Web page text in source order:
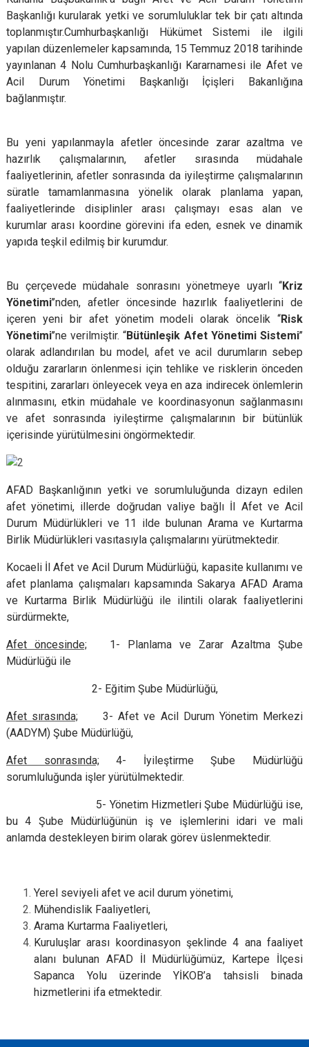
Başkanlığı kurularak yetki ve sorumluluklar tek bir çatı altında
toplanmıştır.Cumhurbaşkanlığı Hükümet Sistemi ile ilgili
yapılan düzenlemeler kapsamında, 15 Temmuz 2018 tarihinde
yayınlanan 4 Nolu Cumhurbaşkanlığı Kararnamesi ile Afet ve
Acil Durum Yönetimi Başkanlığı İçişleri Bakanlığına
bağlanmıştır.
Bu yeni yapılanmayla afetler öncesinde zarar azaltma ve
hazırlık çalışmalarının, afetler sırasında müdahale
faaliyetlerinin, afetler sonrasında da iyileştirme çalışmalarının
süratle tamamlanmasına yönelik olarak planlama yapan,
faaliyetlerinde disiplinler arası çalışmayı esas alan ve
kurumlar arası koordine görevini ifa eden, esnek ve dinamik
yapıda teşkil edilmiş bir kurumdur.
Bu çerçevede müdahale sonrasını yönetmeye uyarlı ‘‘Kriz
Yönetimi’’nden, afetler öncesinde hazırlık faaliyetlerini de
içeren yeni bir afet yönetim modeli olarak öncelik ‘‘Risk
Yönetimi’’ne verilmiştir. “Bütünleşik Afet Yönetimi Sistemi’’
olarak adlandırılan bu model, afet ve acil durumların sebep
olduğu zararların önlenmesi için tehlike ve risklerin önceden
tespitini, zararları önleyecek veya en aza indirecek önlemlerin
alınmasını, etkin müdahale ve koordinasyonun sağlanmasını
ve afet sonrasında iyileştirme çalışmalarının bir bütünlük
içerisinde yürütülmesini öngörmektedir.
AFAD Başkanlığının yetki ve sorumluluğunda dizayn edilen
afet yönetimi, illerde doğrudan valiye bağlı İl Afet ve Acil
Durum Müdürlükleri ve 11 ilde bulunan Arama ve Kurtarma
Birlik Müdürlükleri vasıtasıyla çalışmalarını yürütmektedir.
Kocaeli İl Afet ve Acil Durum Müdürlüğü, kapasite kullanımı ve
afet planlama çalışmaları kapsamında Sakarya AFAD Arama
ve Kurtarma Birlik Müdürlüğü ile ilintili olarak faaliyetlerini
sürdürmekte,
Afet öncesinde; 1- Planlama ve Zarar Azaltma Şube
Müdürlüğü ile
2- Eğitim Şube Müdürlüğü,
Afet sırasında; 3- Afet ve Acil Durum Yönetim Merkezi
(AADYM) Şube Müdürlüğü,
Afet sonrasında;4- İyileştirme Şube Müdürlüğü
sorumluluğunda işler yürütülmektedir.
5- Yönetim Hizmetleri Şube Müdürlüğü ise,
bu 4 Şube Müdürlüğünün iş ve işlemlerini idari ve mali
anlamda destekleyen birim olarak görev üslenmektedir.
Yerel seviyeli afet ve acil durum yönetimi,
Mühendislik Faaliyetleri,
Arama Kurtarma Faaliyetleri,
Kuruluşlar arası koordinasyon şeklinde 4 ana faaliyet
alanı bulunan AFAD İl Müdürlüğümüz, Kartepe İlçesi
Sapanca Yolu üzerinde YİKOB’a tahsisli binada
hizmetlerini ifa etmektedir.